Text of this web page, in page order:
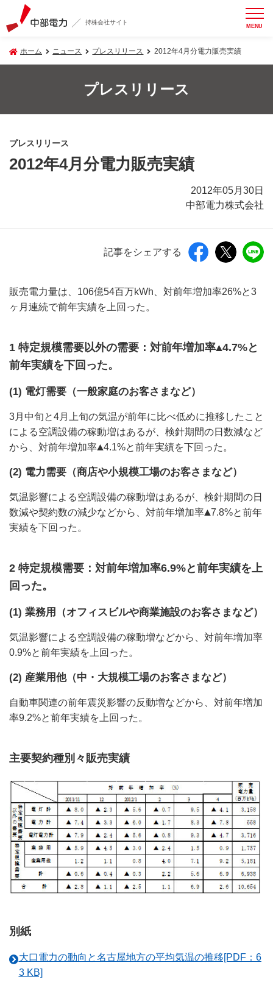
持株会社サイト MENU
ホーム ニュース プレスリリース 2012年4月分電力販売実績
プレスリリース
プレスリリース
2012年4月分電力販売実績
2012年05月30日
中部電力株式会社
記事をシェアする
販売電力量は、106億54百万kWh、対前年増加率26%と3
ヶ月連続で前年実績を上回った。
1 特定規模需要以外の需要：対前年増加率 4.7%と
前年実績を下回った。
(1) 電灯需要（一般家庭のお客さまなど）
3月中旬と4月上旬の気温が前年に比べ低めに推移したこと
による空調設備の稼動増はあるが、検針期間の日数減など
から、対前年増加率
4.1%と前年実績を下回った。
(2) 電力需要（商店や小規模工場のお客さまなど）
気温影響による空調設備の稼動増はあるが、検針期間の日
数減や契約数の減少などから、対前年増加率
7.8%と前年
実績を下回った。
2 特定規模需要：対前年増加率6.9%と前年実績を上
回った。
(1) 業務用（オフィスビルや商業施設のお客さまなど）
気温影響による空調設備の稼動増などから、対前年増加率
0.9%と前年実績を上回った。
(2) 産業用他（中・大規模工場のお客さまなど）
自動車関連の前年震災影響の反動増などから、対前年増加
率9.2%と前年実績を上回った。
主要契約種別々販売実績
別紙
大口電力の動向と名古屋地方の平均気温の推移[PDF：6
3 KB]